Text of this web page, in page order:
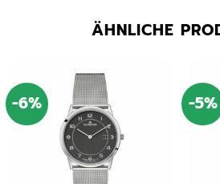
ÄHNLICHE
-6% -5%